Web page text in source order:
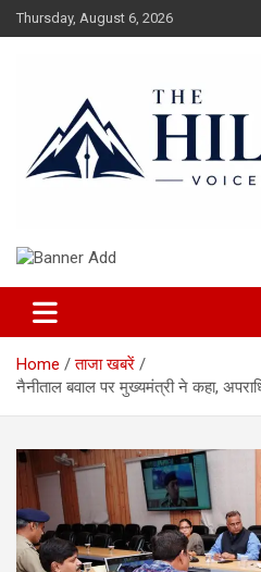
Skip
to
Thursday, August 6, 2026
The Hillpost
Home
ताजा खबरें
नैनीताल बवाल पर मुख्यमंत्री ने कहा,